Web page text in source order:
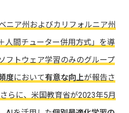
ニア州およびカリフォルニア州
人間チューター併用方式」を導
フトウェア学習のみのグループ
度において有意な向上が報告さ
らに、米国教育省が2023年5月